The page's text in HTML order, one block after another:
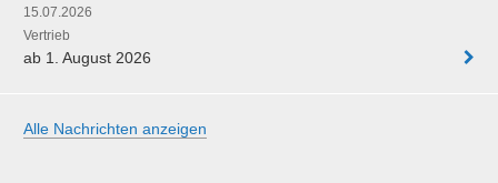
15.07.2026
Vertrieb
ab 1. August 2026
Alle Nachrichten anzeigen